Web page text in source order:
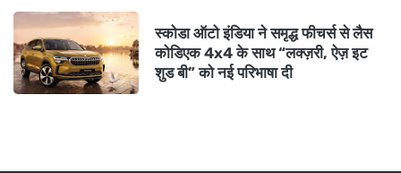
स्कोडा ऑटो इंडिया ने समृद्ध फीचर्स से लैस
कोडिएक 4x4 के साथ “लक्ज़री, ऐज़ इट
शुड बी” को नई परिभाषा दी